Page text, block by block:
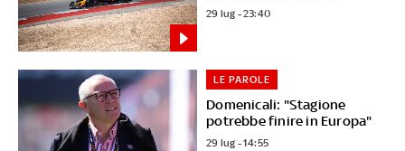
29 lug - 23:40
Domenicali: "Stagione
potrebbe finire in Europa"
LE PAROLE
29 lug - 14:55